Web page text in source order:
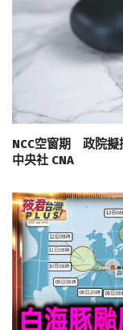
NCC空窗期 政院擬
中央社 CNA